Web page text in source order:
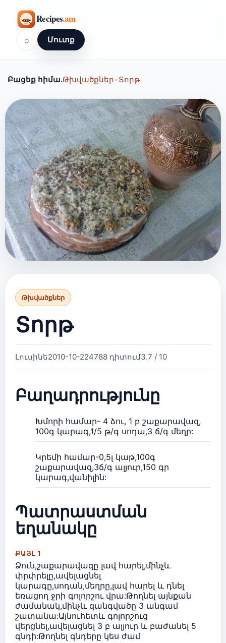
⌕ Մուտք
Բացեք հիմա.Թխվածքներ•Տորթ
Թխվածքներ
Տորթ
Լուսինե2010-10-224788 դիտում3.7 / 10
Բաղադրությունը
Խմորի համար- 4 ձու, 1 բ շաքարավազ,
100գ կարագ,1/5 թ/գ սոդա,3 ճ/գ մեղր:
Կրեմի համար-0,5լ կաթ,100գ
շաքարավազ,3ճ/գ ալյուր,150 գր
կարագ,վանիլին:
Պատրաստման
եղանակը
ՔԱՅԼ 1
Ձուն,շաքարավազը լավ հարել,մինչև
փրփրելը,ավելացնել
կարագը,սոդան,մեղրը,լավ հարել և դնել
եռացող ջրի գոլորշու վրա:Թողնել այնքան
ժամանակ,մինչև զանգվածը 3 անգամ
շատանա:Այնուհետև գոլորշուց
վերցնել,ավելացնել 3 բ ալյուր և բաժանել 5
գնդի:Թողնել գնդերը կես ժամ